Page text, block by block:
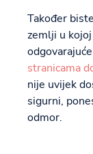
Također
zemlji u
stranicama
nije uvijek
sigurni,
odmor.